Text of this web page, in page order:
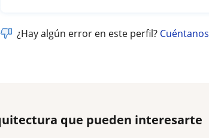
¿Hay algún error en este perfil? Cuéntanos
que pueden interesarte